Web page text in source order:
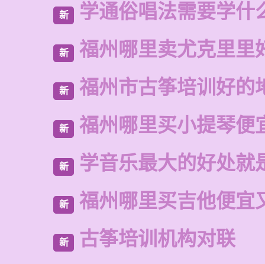
新 学通俗唱法需要学什
新 福州哪里卖尤克里里
新 福州市古筝培训好的
新 福州哪里买小提琴便
新 学音乐最大的好处就
新 福州哪里买吉他便宜
新 古筝培训机构对联